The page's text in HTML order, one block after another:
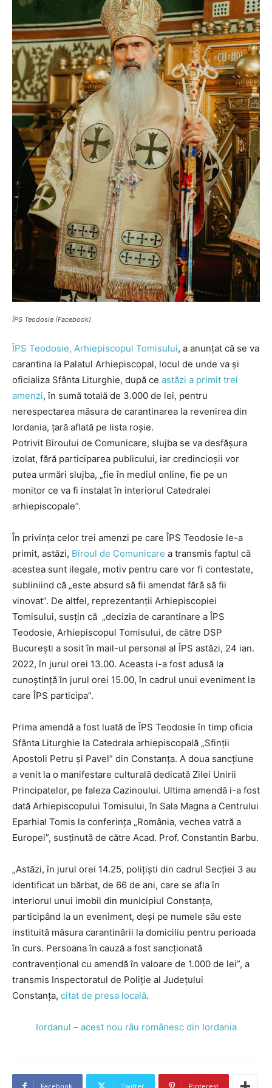
ÎPS Teodosie (Facebook)
ÎPS Teodosie, Arhiepiscopul Tomisului, a anunțat că se va
carantina la Palatul Arhiepiscopal, locul de unde va și
oficializa Sfânta Liturghie, după ce astăzi a primit trei
amenzi, în sumă totală de 3.000 de lei, pentru
nerespectarea măsura de carantinarea la revenirea din
Iordania, țară aflată pe lista roșie.
Potrivit Biroului de Comunicare, slujba se va desfășura
izolat, fără participarea publicului, iar credincioșii vor
putea urmări slujba, „fie în mediul online, fie pe un
monitor ce va fi instalat în interiorul Catedralei
arhiepiscopale”.
În privința celor trei amenzi pe care ÎPS Teodosie le-a
primit, astăzi, Biroul de Comunicare a transmis faptul că
acestea sunt ilegale, motiv pentru care vor fi contestate,
subliniind că „este absurd să fii amendat fără să fii
vinovat”. De altfel, reprezentanții Arhiepiscopiei
Tomisului, susțin că „decizia de carantinare a ÎPS
Teodosie, Arhiepiscopul Tomisului, de către DSP
București a sosit în mail-ul personal al ÎPS astăzi, 24 ian.
2022, în jurul orei 13.00. Aceasta i-a fost adusă la
cunoștință în jurul orei 15.00, în cadrul unui eveniment la
care ÎPS participa”.
Prima amendă a fost luată de ÎPS Teodosie în timp oficia
Sfânta Liturghie la Catedrala arhiepiscopală „Sfinţii
Apostoli Petru şi Pavel” din Constanţa. A doua sancţiune
a venit la o manifestare culturală dedicată Zilei Unirii
Principatelor, pe faleza Cazinoului. Ultima amendă i-a fost
dată Arhiepiscopului Tomisului, în Sala Magna a Centrului
Eparhial Tomis la conferinţa „România, vechea vatră a
Europei”, susţinută de către Acad. Prof. Constantin Barbu.
„Astăzi, în jurul orei 14.25, poliţişti din cadrul Secţiei 3 au
identificat un bărbat, de 66 de ani, care se afla în
interiorul unui imobil din municipiul Constanţa,
participând la un eveniment, deşi pe numele său este
instituită măsura carantinării la domiciliu pentru perioada
în curs. Persoana în cauză a fost sancţionată
contravenţional cu amendă în valoare de 1.000 de lei”, a
transmis Inspectoratul de Poliţie al Judeţului
Constanţa, citat de presa locală.
Iordanul – acest nou râu românesc din Iordania
Facebook Twitter Pinterest